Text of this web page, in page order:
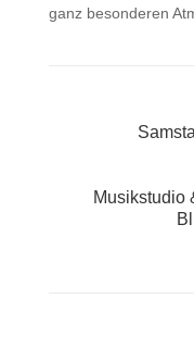
ganz besonderen
Musikstudio